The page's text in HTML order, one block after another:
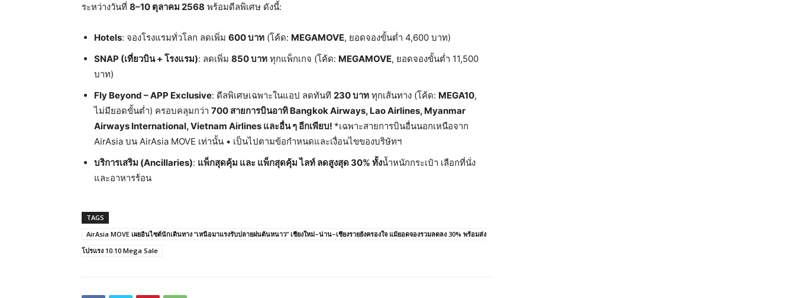
ระหว่างวันที่ 8–10 ตุลาคม 2568 พร้อมดีลพิเศษ ดังนี้:
Hotels: จองโรงแรมทั่วโลก ลดเพิ่ม 600บาท (โค้ด: MEGAMOVE, ยอดจองขั้นต่ำ 4,600 บาท)
SNAP (เที่ยวบิน+ โรงแรม): ลดเพิ่ม 850บาท ทุกแพ็กเกจ (โค้ด: MEGAMOVE, ยอดจองขั้นต่ำ 11,500
บาท)
Fly Beyond – APP Exclusive: ดีลพิเศษเฉพาะในแอป ลดทันที 230บาท ทุกเส้นทาง (โค้ด: MEGA10,
ไม่มียอดขั้นต่ำ) ครอบคลุมกว่า 700 สายการบินอาทิ Bangkok Airways, Lao Airlines, Myanmar
Airways International, Vietnam Airlines และอื่น ๆ อีกเพียบ! *เฉพาะสายการบินอื่นนอกเหนือจาก
AirAsia บน AirAsia MOVE เท่านั้น • เป็นไปตามข้อกำหนดและเงื่อนไขของบริษัทฯ
บริการเสริม (Ancillaries): แพ็กสุดคุ้ม และ แพ็กสุดคุ้ม ไลท์ ลดสูงสุด 30% ทั้งน้ำหนักกระเป๋า เลือกที่นั่ง
และอาหารร้อน
TAGS
AirAsia MOVE เผยอินไซต์นักเดินทาง “เหนือมาแรงรับปลายฝนต้นหนาว” เชียงใหม่–น่าน–เชียงรายยังครองใจ แม้ยอดจองรวมลดลง 30% พร้อมส่ง
โปรแรง 10.10 Mega Sale